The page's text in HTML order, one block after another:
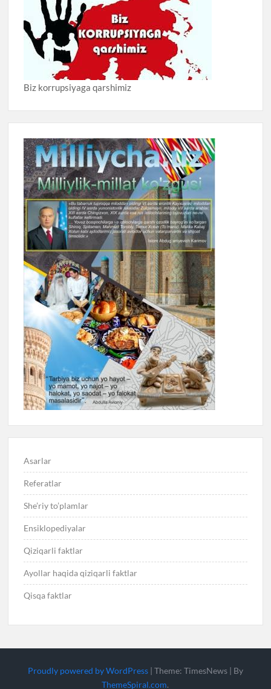
Biz korrupsiyaga qarshimiz
Asarlar
Referatlar
She’riy to’plamlar
Ensiklopediyalar
Qiziqarli faktlar
Ayollar haqida qiziqarli faktlar
Qisqa faktlar
Proudly powered by WordPress | Theme: TimesNews | By
ThemeSpiral.com.